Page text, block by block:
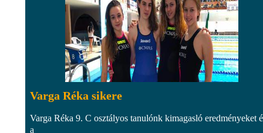
Varga Réka sikere
Varga Réka 9. C osztályos tanulónk kimagasló eredményeket
a